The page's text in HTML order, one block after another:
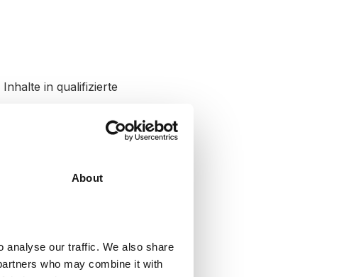
About
analyse our traffic. We also share
who may combine it with
in qualifizierte
Dies